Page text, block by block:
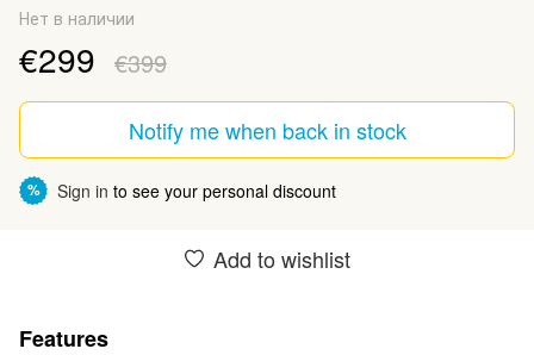
Нет в наличии
€299 €399
Notify me when back in stock
% Sign in to see your personal discount
Add to wishlist
Features